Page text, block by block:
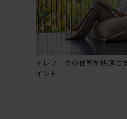
テレワークの仕事を快適に
イント